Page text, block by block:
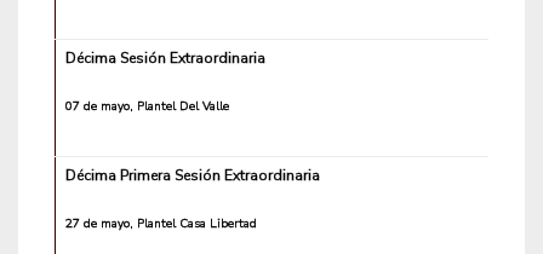
Décima Sesión Extraordinaria
07 de mayo, Plantel Del Valle
Décima Primera Sesión Extraordinaria
27 de mayo, Plantel Casa Libertad